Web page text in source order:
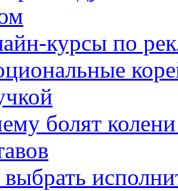
курсы по
болят